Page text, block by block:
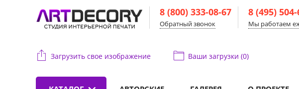
8 (800) 333-08-67
Обратный звонок
8 (495)
Мы работаем
Загрузить свое изображение Ваши загрузки (0)